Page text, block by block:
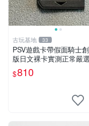
古玩基地 33
PSV遊戲卡帶假面騎士
版日文裸卡實測正常嚴
收藏2張起享優惠 假面騎
創生 PSV 卡帶
$810